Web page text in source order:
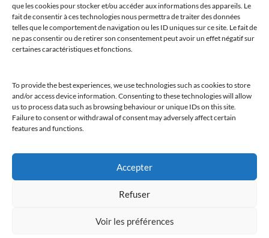
que les cookies pour stocker et/ou accéder aux informations des appareils. Le
fait de consentir à ces technologies nous permettra de traiter des données
telles que le comportement de navigation ou les ID uniques sur ce site. Le fait de
ne pas consentir ou de retirer son consentement peut avoir un effet négatif sur
certaines caractéristiques et fonctions.
To provide the best experiences, we use technologies such as cookies to store
and/or access device information. Consenting to these technologies will allow
us to process data such as browsing behaviour or unique IDs on this site.
Failure to consent or withdrawal of consent may adversely affect certain
features and functions.
Accepter
Refuser
Voir les préférences
@clubamilcar